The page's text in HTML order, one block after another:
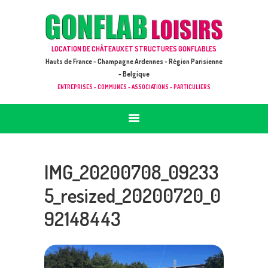
LOCATION DE CHÂTEAUX ET STRUCTURES GONFLABLES
Hauts de France - Champagne Ardennes - Région Parisienne
- Belgique
ENTREPRISES - COMMUNES - ASSOCIATIONS - PARTICULIERS
GONFLAB LOISIRS
ACCUEIL
JEUX À LOUER & PRESTATIONS
CATALOGUE / TARIF
DEMANDE DE DEVIS (SOUS 24H)
IMG_20200708_09233
5_resized_20200720_0
92148443